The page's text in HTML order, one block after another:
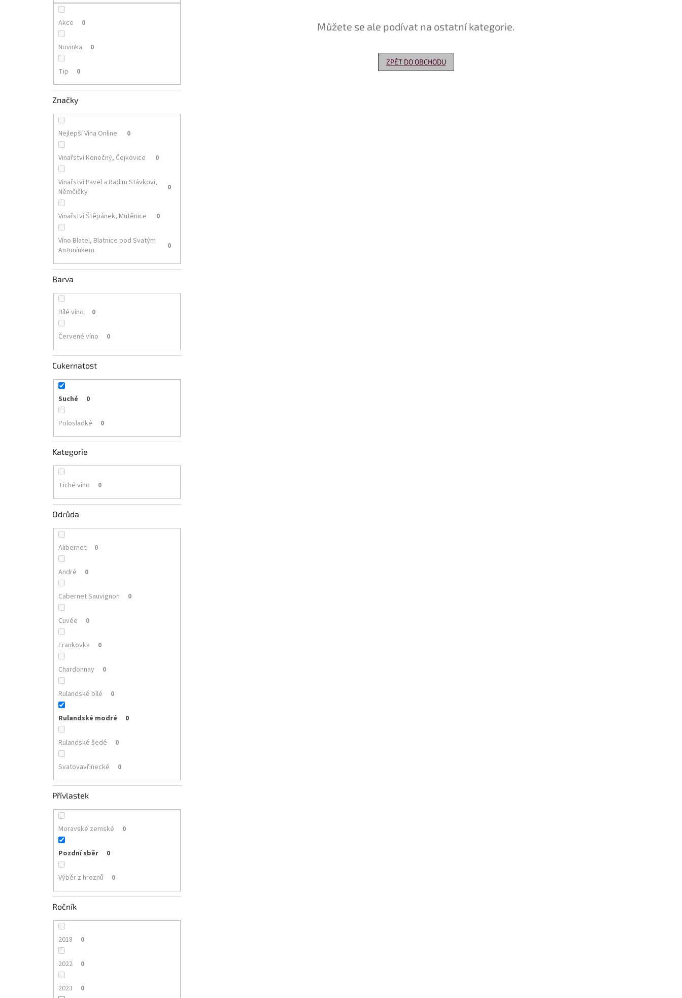
Akce 0
Novinka 0
Tip 0
Značky
Nejlepší Vína Online 0
Vinařství Konečný, Čejkovice 0
Vinařství Pavel a Radim Stávkovi,
Němčičky
0
Vinařství Štěpánek, Mutěnice 0
Víno Blatel, Blatnice pod Svatým
Antonínkem
0
Barva
Bílé víno 0
Červené víno 0
Cukernatost
Suché 0
Polosladké 0
Kategorie
Tiché víno 0
Odrůda
Alibernet 0
André 0
Cabernet Sauvignon 0
Cuvée 0
Frankovka 0
Chardonnay 0
Rulandské bílé 0
Rulandské modré 0
Rulandské šedé 0
Svatovavřinecké 0
Přívlastek
Moravské zemské 0
Pozdní sběr 0
Výběr z hroznů 0
Ročník
2018 0
2022 0
2023 0
Můžete se ale podívat na ostatní kategorie.
ZPĚT DO OBCHODU